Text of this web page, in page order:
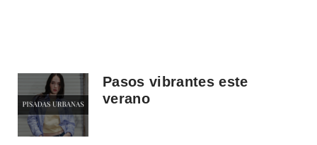
Pasos vibrantes este
verano